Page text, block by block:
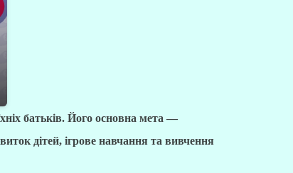
батьків. Його основна мета —
дітей, ігрове навчання та вивчення